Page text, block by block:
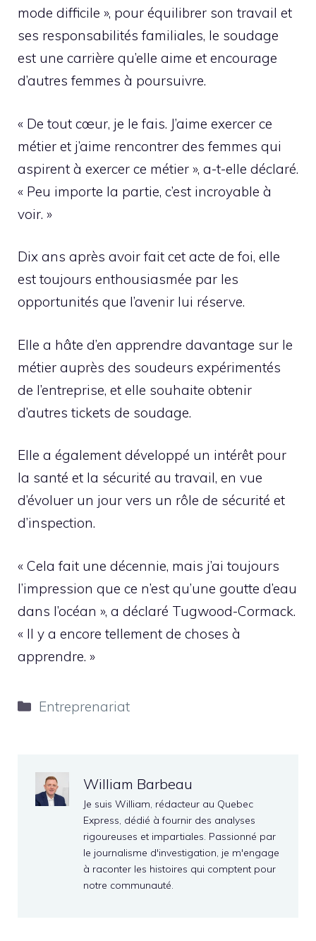
mode difficile », pour équilibrer son travail et
ses responsabilités familiales, le soudage
est une carrière qu’elle aime et encourage
d’autres femmes à poursuivre.
« De tout cœur, je le fais. J’aime exercer ce
métier et j’aime rencontrer des femmes qui
aspirent à exercer ce métier », a-t-elle déclaré.
« Peu importe la partie, c’est incroyable à
voir. »
Dix ans après avoir fait cet acte de foi, elle
est toujours enthousiasmée par les
opportunités que l’avenir lui réserve.
Elle a hâte d’en apprendre davantage sur le
métier auprès des soudeurs expérimentés
de l’entreprise, et elle souhaite obtenir
d’autres tickets de soudage.
Elle a également développé un intérêt pour
la santé et la sécurité au travail, en vue
d’évoluer un jour vers un rôle de sécurité et
d’inspection.
« Cela fait une décennie, mais j’ai toujours
l’impression que ce n’est qu’une goutte d’eau
dans l’océan », a déclaré Tugwood-Cormack.
« Il y a encore tellement de choses à
apprendre. »
Catégories
Entreprenariat
William Barbeau
Je suis William, rédacteur au Quebec
Express, dédié à fournir des analyses
rigoureuses et impartiales. Passionné par
le journalisme d'investigation, je m'engage
à raconter les histoires qui comptent pour
notre communauté.